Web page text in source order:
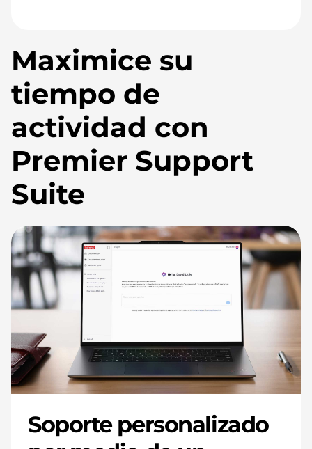
Maximice su
tiempo de
actividad con
Premier Support
Suite
Soporte personalizado